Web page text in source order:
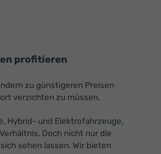
profitieren
zu günstigeren Preisen
verzichten zu müssen.
Hybrid- und Elektrofahrzeuge,
Doch nicht nur die
sehen lassen. Wir bieten